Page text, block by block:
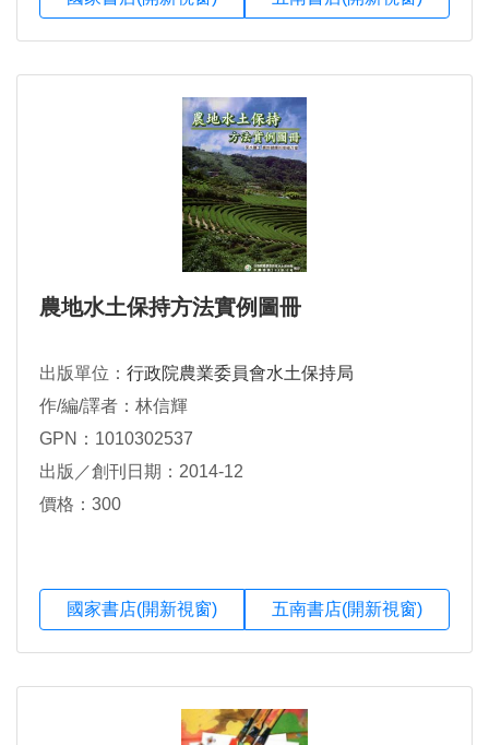
農地水土保持方法實例圖冊
出版單位： 行政院農業委員會水土保持局
作/編/譯者：林信輝
GPN：1010302537
出版／創刊日期：2014-12
價格：300
國家書店(開新視窗) 五南書店(開新視窗)